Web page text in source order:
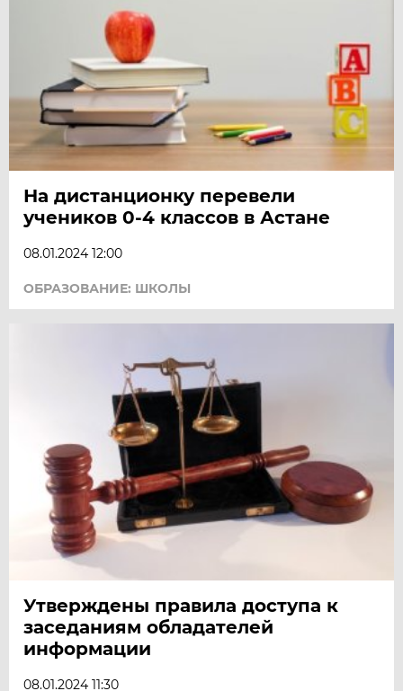
На дистанционку перевели
учеников 0-4 классов в Астане
08.01.2024 12:00
ОБРАЗОВАНИЕ: ШКОЛЫ
Утверждены правила доступа к
заседаниям обладателей
информации
08.01.2024 11:30